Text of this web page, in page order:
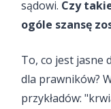
sądowi. Czy
ogóle szansę
To, co jest jasne
dla prawników?
przykładów: